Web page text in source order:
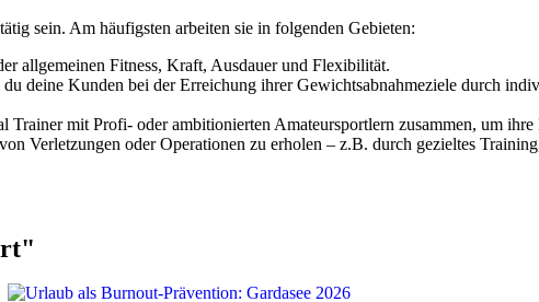
sein. Am häufigsten arbeiten sie in folgenden Gebieten:
allgemeinen Fitness, Kraft, Ausdauer und Flexibilität.
du deine Kunden bei der Erreichung ihrer Gewichtsabnahmeziele durch
Trainer mit Profi- oder ambitionierten Amateursportlern zusammen, um
Verletzungen oder Operationen zu erholen – z.B. durch gezieltes
"